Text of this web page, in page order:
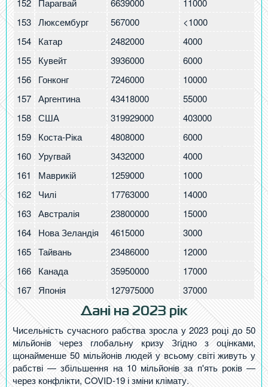
152 Парагвай 6639000 11000
153 Люксембург 567000 <1000
154
Катар 2482000 4000
155
Кувейт 3936000 6000
156
Гонконг 7246000 10000
157 Аргентина 43418000 55000
158 США 319929000 403000
159
Коста-Ріка 4808000 6000
160 Уругвай 3432000 4000
1
161
Маврикій 1259000 1000
1
162
Чилі 17763000 14000
163 Австралія 23800000 15000
164
Нова Зеландія 4615000 3000
165 Тайвань 23486000 12000
166
Канада 35950000 17000
167
Японія 127975000 37000
Дані на 2023 рік
Чисельність сучасного рабства зросла у 2023 році до 50
мільйонів через глобальну кризу Згідно з оцінками,
щонайменше 50 мільйонів людей у ​​всьому світі живуть у
рабстві — збільшення на 10 мільйонів за п'ять років —
через конфлікти, COVID-19 і зміни клімату.